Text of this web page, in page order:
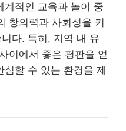
계적인 교육과 놀이 중
창의력과 사회성을 키
다. 특히, 지역 내 유
이에서 좋은 평판을 얻
심할 수 있는 환경을 제